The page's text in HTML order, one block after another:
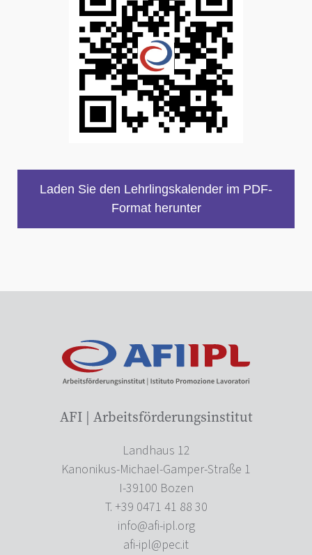
Laden Sie den Lehrlingskalender im PDF-
Format herunter
AFI | Arbeitsförderungsinstitut
Landhaus 12
Kanonikus-Michael-Gamper-Straße 1
I-39100 Bozen
T. +39 0471 41 88 30
info@afi-ipl.org
afi-ipl@pec.it